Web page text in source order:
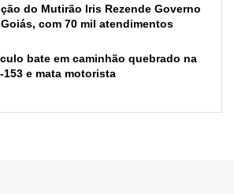
do Mutirão Iris Rezende Governo
com 70 mil atendimentos
bate em caminhão quebrado na
153 e mata motorista